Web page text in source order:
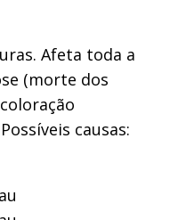
Afeta toda a
(morte dos
causas: